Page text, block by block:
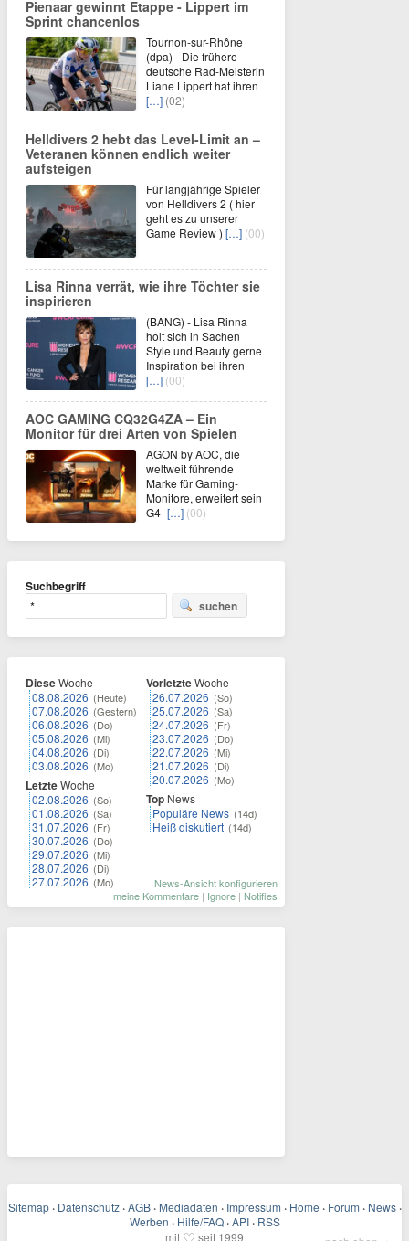
Pienaar gewinnt Etappe - Lippert im
Sprint chancenlos
Tournon-sur-Rhône
(dpa) - Die frühere
deutsche Rad-Meisterin
Liane Lippert hat ihren
[…] (02)
Helldivers 2 hebt das Level-Limit an –
Veteranen können endlich weiter
aufsteigen
Für langjährige Spieler
von Helldivers 2 ( hier
geht es zu unserer
Game Review ) […] (00)
Lisa Rinna verrät, wie ihre Töchter sie
inspirieren
(BANG) - Lisa Rinna
holt sich in Sachen
Style und Beauty gerne
Inspiration bei ihren
[…] (00)
AOC GAMING CQ32G4ZA – Ein
Monitor für drei Arten von Spielen
AGON by AOC, die
weltweit führende
Marke für Gaming-
Monitore, erweitert sein
G4-[…] (00)
Suchbegriff
suchen
DieseWoche
08.08.2026 (Heute)
07.08.2026 (Gestern)
06.08.2026 (Do)
05.08.2026 (Mi)
04.08.2026 (Di)
03.08.2026 (Mo)
LetzteWoche
02.08.2026 (So)
01.08.2026 (Sa)
31.07.2026 (Fr)
30.07.2026 (Do)
29.07.2026 (Mi)
28.07.2026 (Di)
27.07.2026 (Mo)
VorletzteWoche
26.07.2026 (So)
25.07.2026 (Sa)
24.07.2026 (Fr)
23.07.2026 (Do)
22.07.2026 (Mi)
21.07.2026 (Di)
20.07.2026 (Mo)
Top News
Populäre News (14d)
Heiß diskutiert (14d)
News-Ansicht konfigurieren
meine Kommentare | Ignore | Notifies
Sitemap · Datenschutz · AGB · Mediadaten · Impressum · Home · Forum · News ·
Werben · Hilfe/FAQ · API · RSS
mit
seit 1999